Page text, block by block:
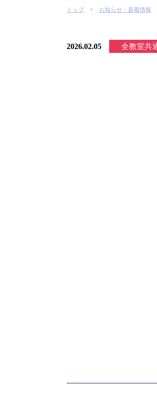
トップ お知らせ・新着情報
2026.02.05 全教室共